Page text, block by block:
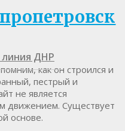
линия ДНР
как он строился и
пестрый и
не является
движением. Существует
основе.